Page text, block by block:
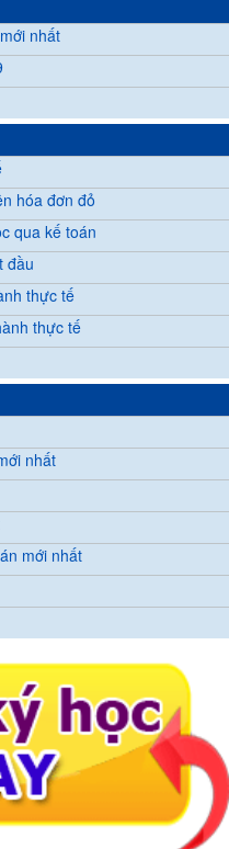
nhất
hóa đơn đỏ
qua kế toán
đầu
thực tế
thực tế
nhất
mới nhất